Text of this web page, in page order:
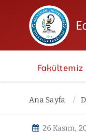
Fakültemiz
Ana Sayfa
26 Kasım,